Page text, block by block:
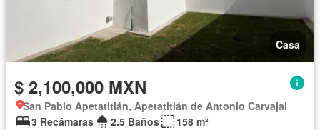
Casa
$ 2,100,000 MXN
San Pablo Apetatitlán, Apetatitlán de Antonio Carvajal
3 Recámaras
2.5 Baños
158 m²